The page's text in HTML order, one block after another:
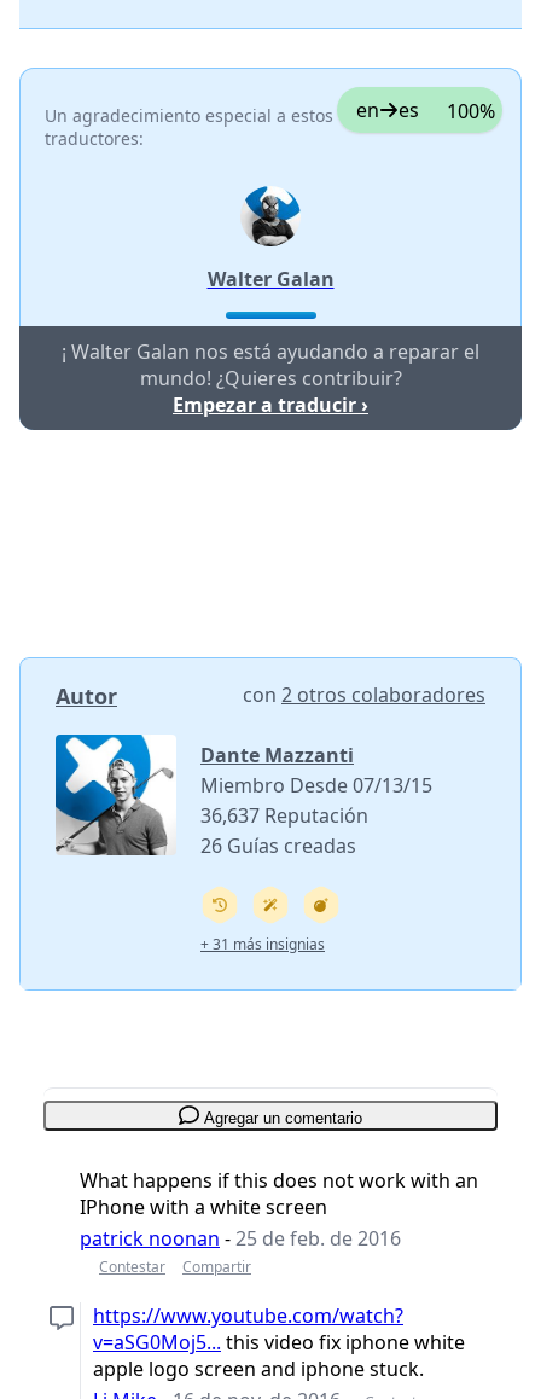
Un agradecimiento especial a estos
traductores:
en es 100%
Walter Galan
¡ Walter Galan nos está ayudando a reparar el
mundo! ¿Quieres contribuir?
Empezar a traducir ›
Autor con 2 otros colaboradores
Dante Mazzanti
Miembro Desde 07/13/15
36,637 Reputación
26 Guías creadas
+ 31 más insignias
Agregar un comentario
What happens if this does not work with an
IPhone with a white screen
patrick noonan -25 de feb. de 2016
Contestar Compartir
https://www.youtube.com/watch?
v=aSG0Moj5... this video fix iphone white
apple logo screen and iphone stuck.